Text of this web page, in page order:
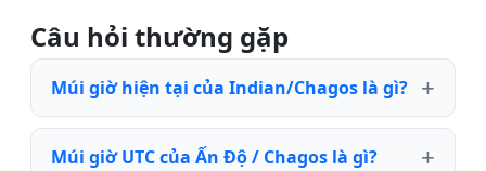
Câu hỏi thường gặp
Múi giờ hiện tại của Indian/Chagos là gì?
Múi giờ UTC của Ấn Độ / Chagos là gì?